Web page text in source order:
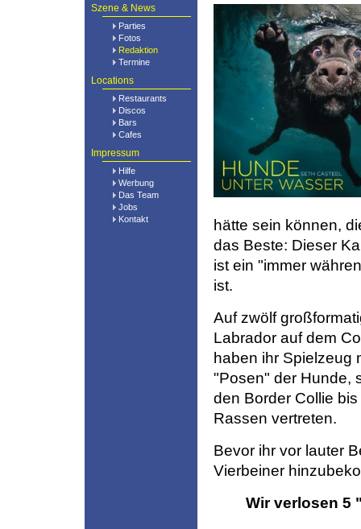
Szene & News
Parties
Fotos
Redaktion
Termine
Locations
Restaurants
Discos
Bars
Cafes
Impressum
Hilfe
Werbung
Das Team
Jobs
Kontakt
hätte sein können,
das Beste: Dieser
ist ein "immer
ist.
Auf zwölf
Labrador auf dem
haben ihr Spielzeug
"Posen" der Hunde,
den Border Collie
Rassen vertreten.
Bevor ihr vor lauter
Vierbeiner
Wir verlosen 5